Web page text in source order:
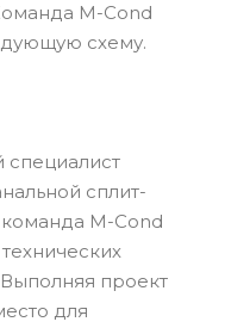
M-Cond
схему.
специалист
сплит-
M-Cond
проект
для